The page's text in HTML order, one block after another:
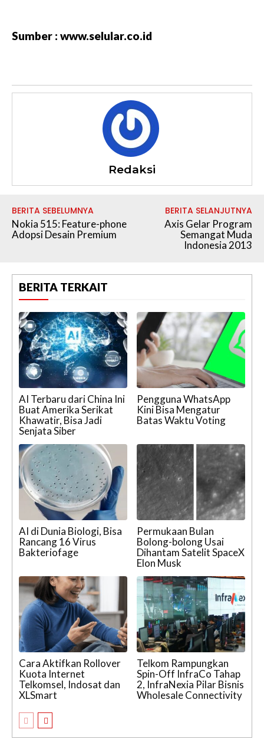
Sumber : www.selular.co.id
Redaksi
BERITA SEBELUMNYA
Nokia 515: Feature-phone
Adopsi Desain Premium
BERITA SELANJUTNYA
Axis Gelar Program
Semangat Muda
Indonesia 2013
BERITA TERKAIT
AI Terbaru dari China Ini
Buat Amerika Serikat
Khawatir, Bisa Jadi
Senjata Siber
Pengguna WhatsApp
Kini Bisa Mengatur
Batas Waktu Voting
AI di Dunia Biologi, Bisa
Rancang 16 Virus
Bakteriofage
Permukaan Bulan
Bolong-bolong Usai
Dihantam Satelit SpaceX
Elon Musk
Cara Aktifkan Rollover
Kuota Internet
Telkomsel, Indosat dan
XLSmart
Telkom Rampungkan
Spin-Off InfraCo Tahap
2, InfraNexia Pilar Bisnis
Wholesale Connectivity